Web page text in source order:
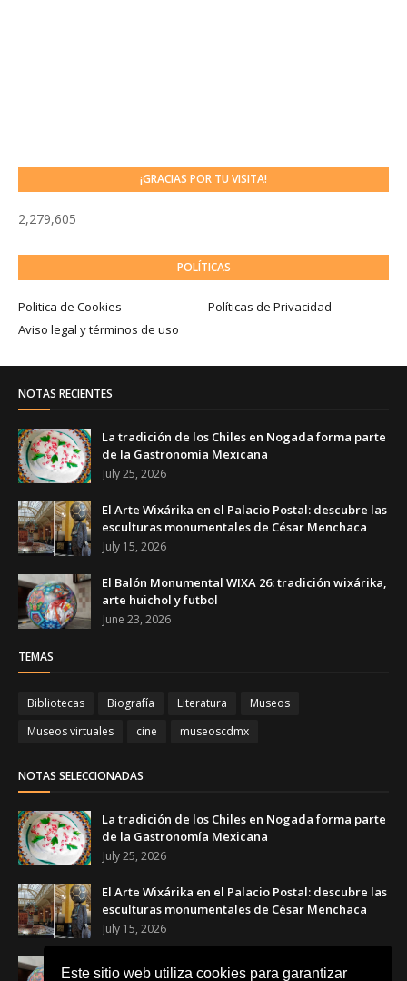
Este sitio web utiliza cookies para garantizar
¡GRACIAS POR TU VISITA!
2,279,605
POLÍTICAS
Politica de Cookies
Políticas de Privacidad
Aviso legal y términos de uso
NOTAS RECIENTES
La tradición de los Chiles en Nogada forma parte
de la Gastronomía Mexicana
July 25, 2026
El Arte Wixárika en el Palacio Postal: descubre las
esculturas monumentales de César Menchaca
July 15, 2026
El Balón Monumental WIXA 26: tradición wixárika,
arte huichol y futbol
June 23, 2026
TEMAS
Bibliotecas Biografía Literatura
Museos
Museos virtuales
cine museoscdmx
NOTAS SELECCIONADAS
La tradición de los Chiles en Nogada forma parte
de la Gastronomía Mexicana
July 25, 2026
El Arte Wixárika en el Palacio Postal: descubre las
esculturas monumentales de César Menchaca
July 15, 2026
El Balón Monumental WIXA 26: tradición wixárika,